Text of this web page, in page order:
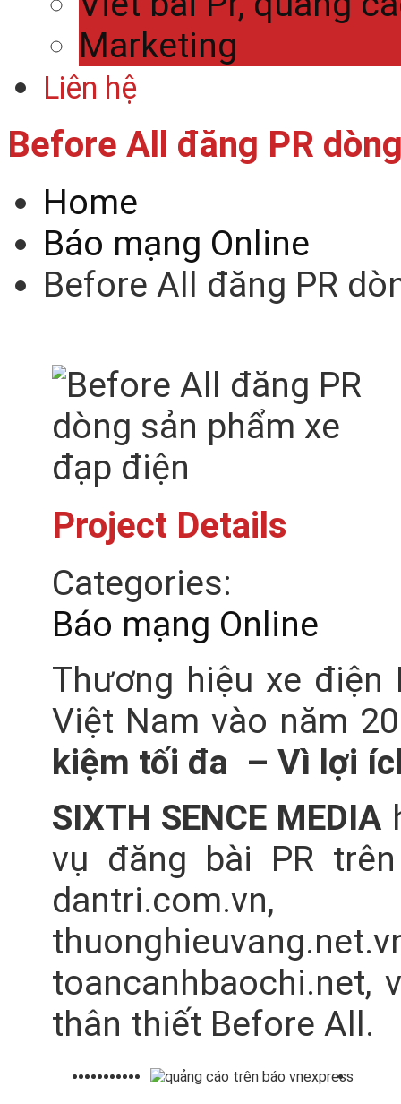
Marketing
Liên hệ
Before All đăng PR
Home
Báo mạng Online
Before All đăng PR
Project Details
Categories:
Báo mạng Online
Thương hiệu xe
Việt Nam vào năm
kiệm tối đa – Vì lợi
SIXTH SENCE MEDIA
vụ đăng bài PR
dantri.com.vn,
toancanhbaochi.net,
thân thiết Before All.